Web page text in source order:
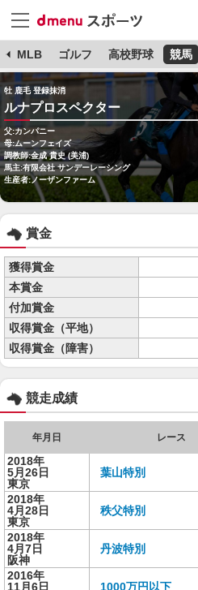
MLB ゴルフ 高校野球 競馬
牡 鹿毛 登録抹消
ルナプロスペクター
父:カンパニー
母:ムーンフェイズ
調教師:金成 貴史 (美浦)
馬主:有限会社 サンデーレーシング
生産者:ノーザンファーム
賞金
獲得賞金
本賞金
付加賞金
収得賞金（平地）
収得賞金（障害）
競走成績
年月日 レース
2018年
5月26日
東京
葉山特別
2018年
4月28日
東京
秩父特別
2018年
4月7日
阪神
丹波特別
2016年
11月6日
1000万円以下